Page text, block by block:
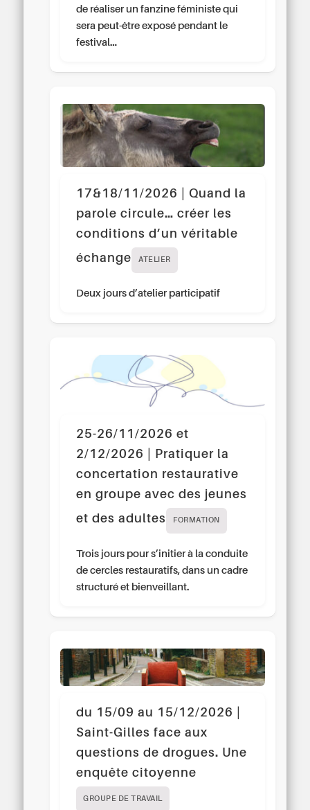
de réaliser un fanzine féministe qui
sera peut-être exposé pendant le
festival…
17&18/11/2026 | Quand la
parole circule… créer les
conditions d’un véritable
échange
ATELIER
Deux jours d’atelier participatif
25-26/11/2026 et
2/12/2026 | Pratiquer la
concertation restaurative
en groupe avec des jeunes
et des adultes
FORMATION
Trois jours pour s’initier à la conduite
de cercles restauratifs, dans un cadre
structuré et bienveillant.
du 15/09 au 15/12/2026 |
Saint-Gilles face aux
questions de drogues. Une
enquête citoyenne
GROUPE DE TRAVAIL